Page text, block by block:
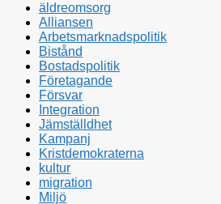
äldreomsorg
Alliansen
Arbetsmarknadspolitik
Bistånd
Bostadspolitik
Företagande
Försvar
Integration
Jämställdhet
Kampanj
Kristdemokraterna
kultur
migration
Miljö